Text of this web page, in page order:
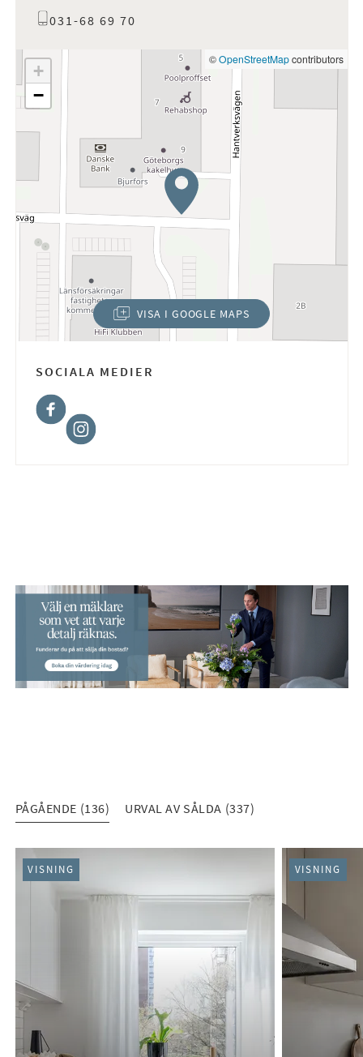
031-68 69 70
+
−
©OpenStreetMapcontributors
VISA I GOOGLE MAPS
(ÖPPNAS I NYTT FÖNSTER)
SOCIALA MEDIER
Facebook
PÅGÅENDE (136) URVAL AV SÅLDA (337)
PÅGÅENDE (136)
VISNING VISNING